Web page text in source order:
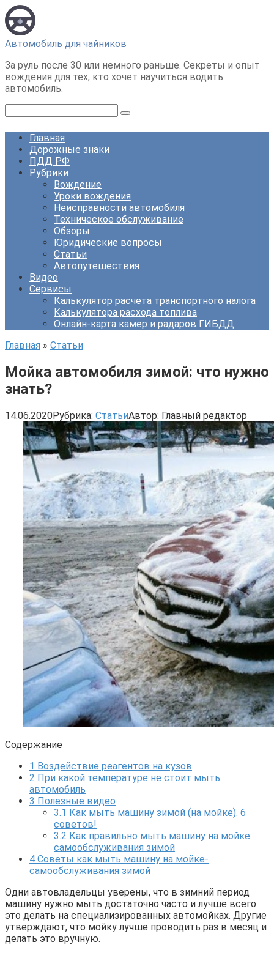
Перейти
к
контенту
Автомобиль для чайников
За руль после 30 или немного раньше. Секреты и опыт
вождения для тех, кто хочет научиться водить
автомобиль.
Главная
Дорожные знаки
ПДД РФ
Рубрики
Вождение
Уроки вождения
Неисправности автомобиля
Техническое обслуживание
Обзоры
Юридические вопросы
Статьи
Автопутешествия
Видео
Сервисы
Калькулятор расчета транспортного налога
Калькулятора расхода топлива
Онлайн-карта камер и радаров ГИБДД
Главная » Статьи
Мойка автомобиля зимой: что нужно
знать?
14.06.2020Рубрика: СтатьиАвтор: Главный редактор
Содержание
1 Воздействие реагентов на кузов
2 При какой температуре не стоит мыть
автомобиль
3 Полезные видео
3.1 Как мыть машину зимой (на мойке). 6
советов!
3.2 Как правильно мыть машину на мойке
самообслуживания зимой
4 Советы как мыть машину на мойке-
самообслуживания зимой
Одни автовладельцы уверены, что в зимний период
машину нужно мыть достаточно часто и лучше всего
это делать на специализированных автомойках. Другие
утверждают, что мойку лучше проводить раз в месяц и
делать это вручную.